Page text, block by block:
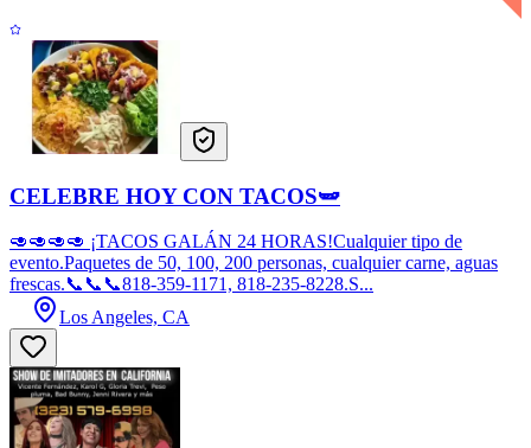
CELEBRE HOY CON TACOS🫛
🥑🥑🥑🥑 ¡TACOS GALÁN 24 HORAS!Cualquier tipo de
evento.Paquetes de 50, 100, 200 personas, cualquier carne, aguas
frescas.📞📞📞818-359-1171, 818-235-8228.S...
Los Angeles, CA